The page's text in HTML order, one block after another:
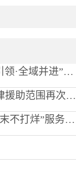
全市人民法庭工作会议暨“红枫引领·全域并进”项目创建推进会召开
维权更便捷 保障更全面 宁夏法律援助范围再次“扩容”
固原市政务服务中心新增4项“周末不打烊”服务事项